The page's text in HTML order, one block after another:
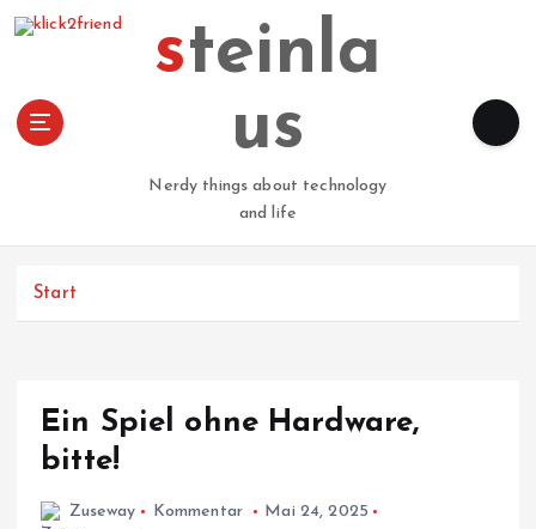
steinla
us
Nerdy things about technology
and life
Start
Ein Spiel ohne Hardware,
bitte!
Zuseway Kommentar
Mai 24, 2025